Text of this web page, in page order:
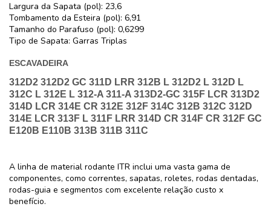
Largura da Sapata (pol): 23,6
Tombamento da Esteira (pol): 6,91
Tamanho do Parafuso (pol): 0,6299
Tipo de Sapata: Garras Triplas
ESCAVADEIRA
312D2 312D2 GC 311D LRR 312B L 312D2 L 312D L
312C L 312E L 312-A 311-A 313D2-GC 315F LCR 313D2
314D LCR 314E CR 312E 312F 314C 312B 312C 312D
314E LCR 313F L 311F LRR 314D CR 314F CR 312F GC
E120B E110B 313B 311B 311C
A linha de material rodante ITR inclui uma vasta gama de
componentes, como correntes, sapatas, roletes, rodas dentadas,
rodas-guia e segmentos com excelente relação custo x
benefício.